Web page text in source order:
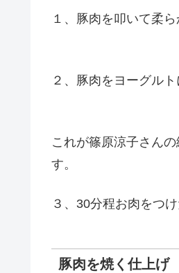
１、豚肉を叩いて柔ら
２、豚肉をヨーグルト
これが篠原涼子さん
す。
３、30分程お肉をつ
豚肉を焼く仕上げ